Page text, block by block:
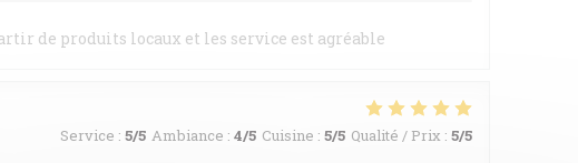
de produits locaux et les service est agréable
Service : 5/5 Ambiance : 4/5 Cuisine : 5/5 Qualité / Prix: 5/5